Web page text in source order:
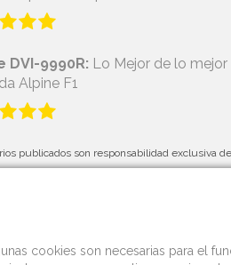
DVI-9990R: Lo Mejor de lo mejor
Alpine F1
publicados son responsabilidad exclusiva
cookies son necesarias para el